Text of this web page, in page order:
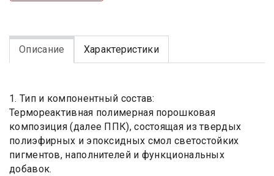
Описание Характеристики
1. Тип и компонентный состав:
Термореактивная полимерная порошковая
композиция (далее ППК), состоящая из твердых
полиэфирных и эпоксидных смол светостойких
пигментов, наполнителей и функциональных
добавок.